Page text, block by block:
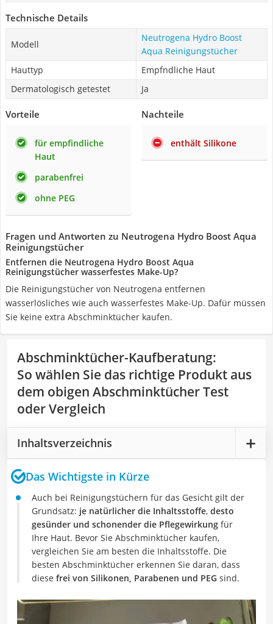
Technische Details
Modell
Neutrogena Hydro Boost
Aqua Reinigungstücher
Hauttyp
Empfndliche Haut
Dermatologisch getestet
Ja
Vorteile
für empfindliche
Haut
parabenfrei
ohne PEG
Nachteile
enthält Silikone
Fragen und Antworten zu Neutrogena Hydro Boost Aqua
Reinigungstücher
Entfernen die Neutrogena Hydro Boost Aqua
Reinigungstücher wasserfestes Make-Up?
Die Reinigungstücher von Neutrogena entfernen
wasserlösliches wie auch wasserfestes Make-Up. Dafür müssen
Sie keine extra Abschminktücher kaufen.
Abschminktücher-Kaufberatung:
So wählen Sie das richtige Produkt aus
dem obigen Abschminktücher Test
oder Vergleich
Inhaltsverzeichnis
Das Wichtigste in Kürze
Auch bei Reinigungstüchern für das Gesicht gilt der
Grundsatz: je natürlicher die Inhaltsstoffe, desto
gesünder und schonender die Pflegewirkung für
Ihre Haut. Bevor Sie Abschminktücher kaufen,
vergleichen Sie am besten die Inhaltsstoffe. Die
besten Abschminktücher erkennen Sie daran, dass
diese frei von Silikonen, Parabenen und PEG sind.